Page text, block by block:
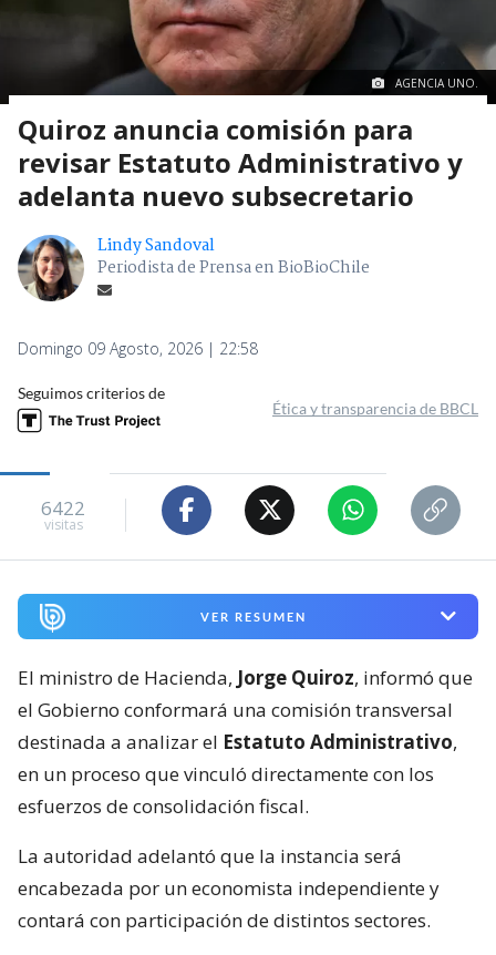
AGENCIA UNO.
Quiroz anuncia comisión para
revisar Estatuto Administrativo y
adelanta nuevo subsecretario
Lindy Sandoval
Periodista de Prensa en BioBioChile
Domingo 09 Agosto, 2026 | 22:58
Seguimos criterios de
Ética y transparencia de BBCL
6422
visitas
VER RESUMEN
El ministro de Hacienda, Jorge Quiroz, informó que
el Gobierno conformará una comisión transversal
destinada a analizar el Estatuto Administrativo,
en un proceso que vinculó directamente con los
esfuerzos de consolidación fiscal.
La autoridad adelantó que la instancia será
encabezada por un economista independiente y
contará con participación de distintos sectores.